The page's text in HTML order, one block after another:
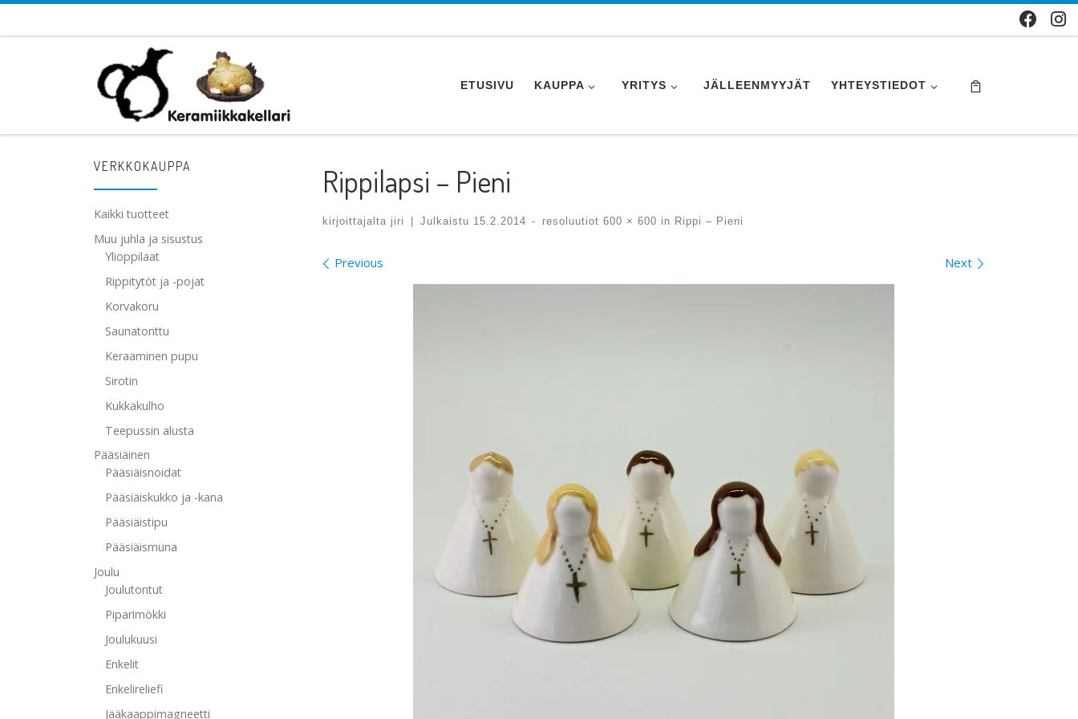
ETUSIVU KAUPPA YRITYS JÄLLEENMYYJÄT YHTEYSTIEDOT
Rippilapsi – Pieni
kirjoittajalta jiri Julkaistu 15.2.2014 - resoluutiot 600 × 600 in Rippi – Pieni
Images navigation
Previous Next
VERKKOKAUPPA
Kaikki tuotteet
Muu juhla ja sisustus
Ylioppilaat
Rippitytöt ja -pojat
Korvakoru
Saunatonttu
Keraaminen pupu
Sirotin
Kukkakulho
Teepussin alusta
Pääsiäinen
Pääsiäisnoidat
Pääsiäiskukko ja -kana
Pääsiäistipu
Pääsiäismuna
Joulu
Joulutontut
Piparimökki
Joulukuusi
Enkelit
Enkelireliefi
Jääkaappimagneetti